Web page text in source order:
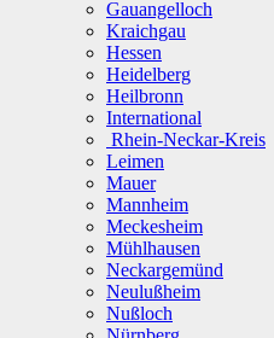
Gauangelloch
Kraichgau
Hessen
Heidelberg
Heilbronn
International
Rhein-Neckar-Kreis
Leimen
Mauer
Mannheim
Meckesheim
Mühlhausen
Neckargemünd
Neulußheim
Nußloch